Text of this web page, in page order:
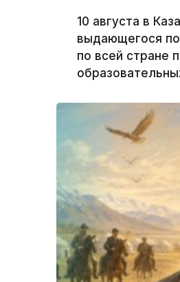
10 августа в
выдающегося
по всей стране